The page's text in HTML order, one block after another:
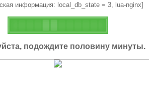
информация: local_db_state = 3, lua-nginx]
подождите половину минуты.